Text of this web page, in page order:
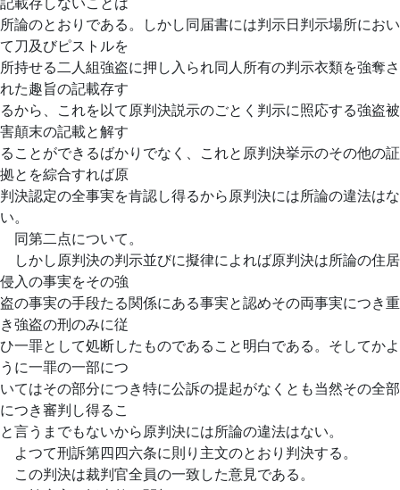
所論のとおりである。しかし同届書には判示日判示場所におい
て刀及びピストルを
所持せる二人組強盗に押し入られ同人所有の判示衣類を強奪さ
れた趣旨の記載存す
るから、これを以て原判決説示のごとく判示に照応する強盗被
害顛末の記載と解す
ることができるばかりでなく、これと原判決挙示のその他の証
拠とを綜合すれば原
判決認定の全事実を肯認し得るから原判決には所論の違法はな
い。
同第二点について。
しかし原判決の判示並びに擬律によれば原判決は所論の住居
侵入の事実をその強
盗の事実の手段たる関係にある事実と認めその両事実につき重
き強盗の刑のみに従
ひ一罪として処断したものであること明白である。そしてかよ
うに一罪の一部につ
いてはその部分につき特に公訴の提起がなくとも当然その全部
につき審判し得るこ
と言うまでもないから原判決には所論の違法はない。
よつて刑訴第四四六条に則り主文のとおり判決する。
この判決は裁判官全員の一致した意見である。